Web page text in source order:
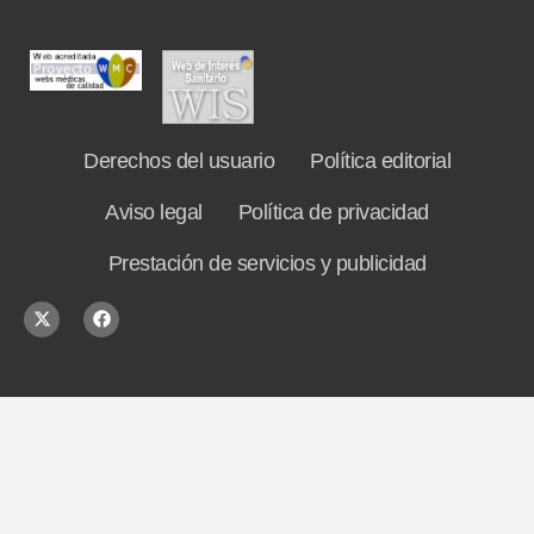
Derechos del usuario Política editorial
Aviso legal Política de privacidad
Prestación de servicios y publicidad